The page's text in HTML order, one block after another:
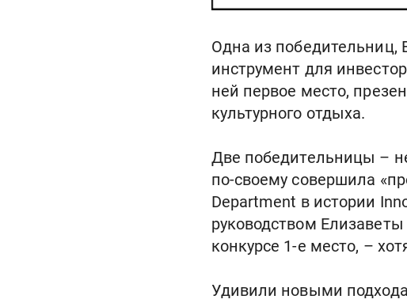
Одна из победительниц,
инструмент для
ней первое место,
культурного отдыха.
Две победительницы –
по-своему совершила
Department в истории
руководством
конкурсе 1-е место, –
Удивили новыми